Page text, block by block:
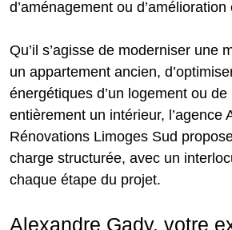
d’aménagement ou
Qu’il s’agisse de moderniser une
un appartement ancien,
énergétiques d’un logement ou
entièrement un intérieur, l’agence
Rénovations Limoges Sud
charge structurée, avec un
chaque étape du projet.
Alexandre Gady, votre